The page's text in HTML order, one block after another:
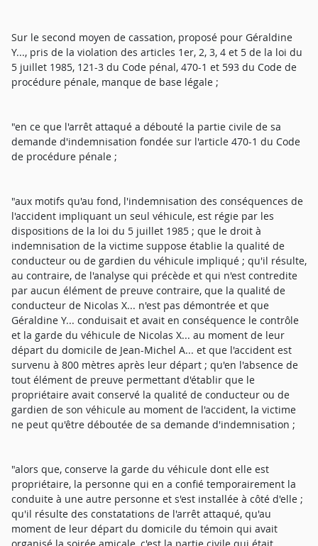
Sur le second moyen de cassation, proposé pour Géraldine
Y..., pris de la violation des articles 1er, 2, 3, 4 et 5 de la loi du
5 juillet 1985, 121-3 du Code pénal, 470-1 et 593 du Code de
procédure pénale, manque de base légale ;
"en ce que l'arrêt attaqué a débouté la partie civile de sa
demande d'indemnisation fondée sur l'article 470-1 du Code
de procédure pénale ;
"aux motifs qu'au fond, l'indemnisation des conséquences de
l'accident impliquant un seul véhicule, est régie par les
dispositions de la loi du 5 juillet 1985 ; que le droit à
indemnisation de la victime suppose établie la qualité de
conducteur ou de gardien du véhicule impliqué ; qu'il résulte,
au contraire, de l'analyse qui précède et qui n'est contredite
par aucun élément de preuve contraire, que la qualité de
conducteur de Nicolas X... n'est pas démontrée et que
Géraldine Y... conduisait et avait en conséquence le contrôle
et la garde du véhicule de Nicolas X... au moment de leur
départ du domicile de Jean-Michel A... et que l'accident est
survenu à 800 mètres après leur départ ; qu'en l'absence de
tout élément de preuve permettant d'établir que le
propriétaire avait conservé la qualité de conducteur ou de
gardien de son véhicule au moment de l'accident, la victime
ne peut qu'être déboutée de sa demande d'indemnisation ;
"alors que, conserve la garde du véhicule dont elle est
propriétaire, la personne qui en a confié temporairement la
conduite à une autre personne et s'est installée à côté d'elle ;
qu'il résulte des constatations de l'arrêt attaqué, qu'au
moment de leur départ du domicile du témoin qui avait